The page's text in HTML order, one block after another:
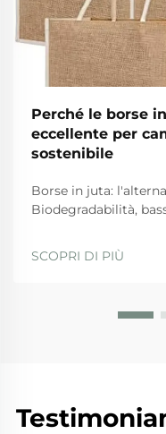
Perché le borse
eccellente per
sostenibile
Borse in juta:
Biodegradabilità,
sintetiche Quando
borse in juta si
SCOPRI DI PIÙ